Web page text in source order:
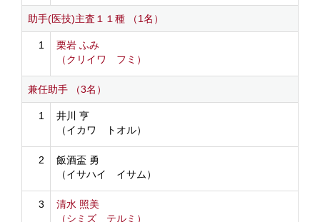
助手(医技)主査１１種 （1名）
1
栗岩 ふみ
（クリイワ フミ）
兼任助手 （3名）
1
井川 亨
（イカワ トオル）
2
飯酒盃 勇
（イサハイ イサム）
3
清水 照美
（シミズ テルミ）